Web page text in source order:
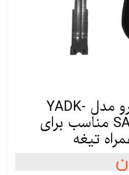
قاب ریموت خودرو مدل YADK-
SANGYOUNG-816 مناسب برای
تیغه